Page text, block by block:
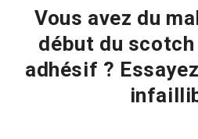
Vous avez du
début du scotch
adhésif ?